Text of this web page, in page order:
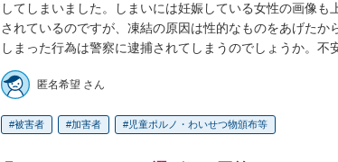
してしまいました。しまいには妊娠している女性の画像
されているのですが、凍結の原因は性的なものをあげたか
しまった行為は警察に逮捕されてしまうのでしょうか。不
匿名希望 さん
被害者 加害者 児童ポルノ・わいせつ物頒布等